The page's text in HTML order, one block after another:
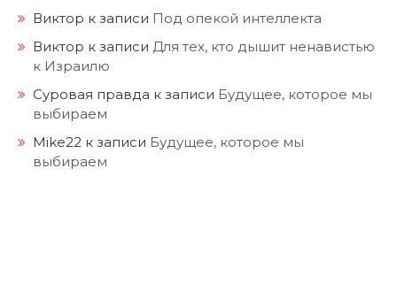
Виктор к записи Под опекой интеллекта
Виктор к записи Для тех, кто дышит ненавистью
к Израилю
Суровая правда к записи Будущее, которое мы
выбираем
Mike22 к записи Будущее, которое мы
выбираем